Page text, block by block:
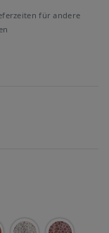
für andere